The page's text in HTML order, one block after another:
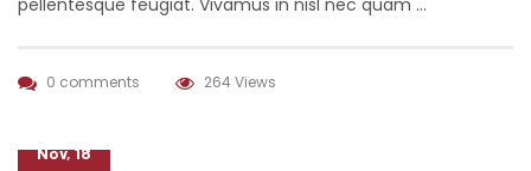
0 comments 264 Views
Nov, 18